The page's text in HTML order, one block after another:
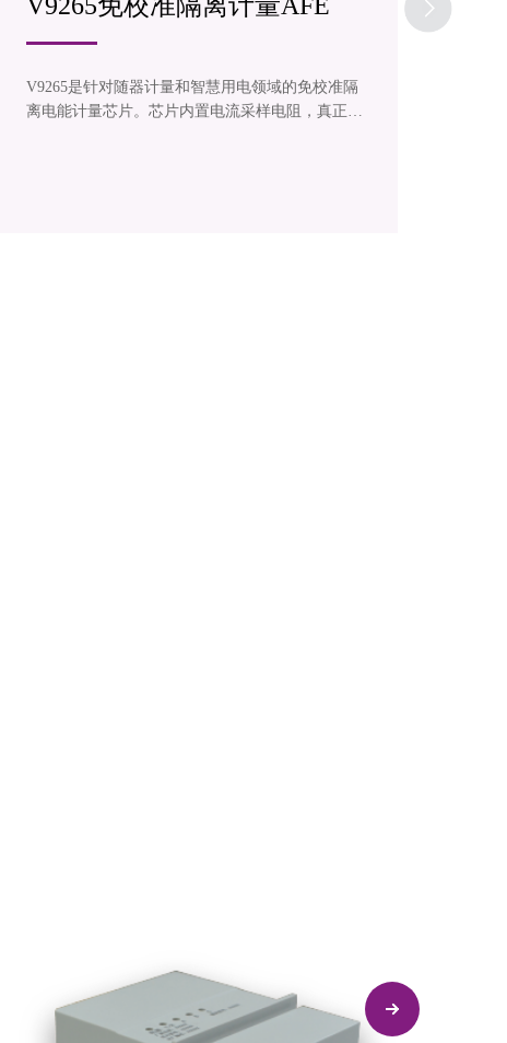
V9265是针对随器计量和智慧用电领域的免校准隔
离电能计量芯片。芯片内置电流采样电阻，真正实